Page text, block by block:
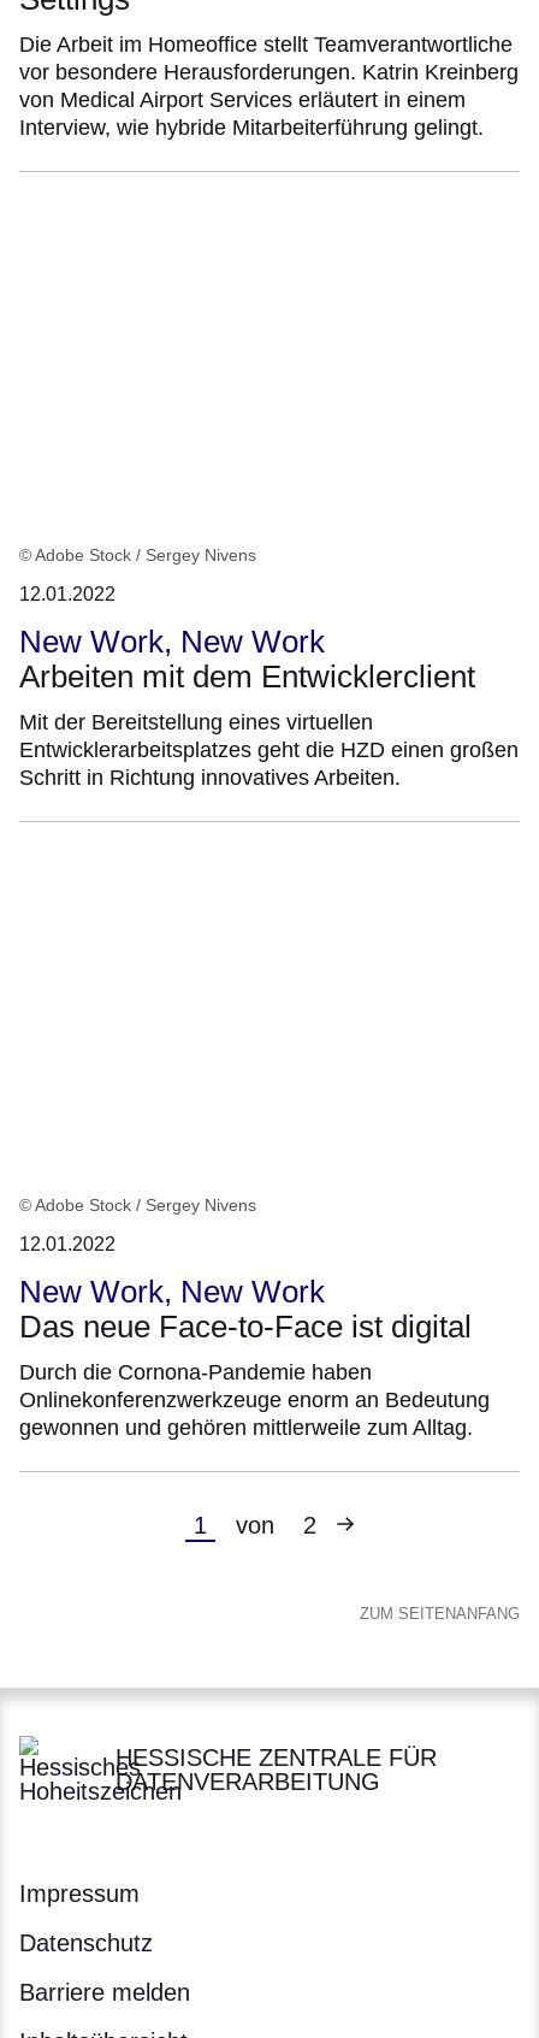
Die Arbeit im Homeoffice stellt Teamverantwortliche
vor besondere Herausforderungen. Katrin Kreinberg
von Medical Airport Services erläutert in einem
Interview, wie hybride Mitarbeiterführung gelingt.
© Adobe Stock / Sergey Nivens
12.01.2022
New Work, New Work
Arbeiten mit dem Entwicklerclient
Mit der Bereitstellung eines virtuellen
Entwicklerarbeitsplatzes geht die HZD einen großen
Schritt in Richtung innovatives Arbeiten.
© Adobe Stock / Sergey Nivens
12.01.2022
New Work, New Work
Das neue Face-to-Face ist digital
Durch die Cornona-Pandemie haben
Onlinekonferenzwerkzeuge enorm an Bedeutung
gewonnen und gehören mittlerweile zum Alltag.
Aktuelle
1 von 2
Nächste
ZUM SEITENANFANG
HESSISCHE ZENTRALE FÜR
DATENVERARBEITUNG
Impressum
Datenschutz
Barriere melden